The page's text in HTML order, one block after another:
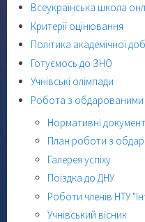
Всеукраїнська школа
Критерії оцінювання
Політика академічної
Готуємось до ЗНО
Учнівські олімпади
Робота з обдарованими
Нормативні
План роботи з
Галерея успіху
Поїздка до ДНУ
Роботи членів НТУ
Учнівський вісник